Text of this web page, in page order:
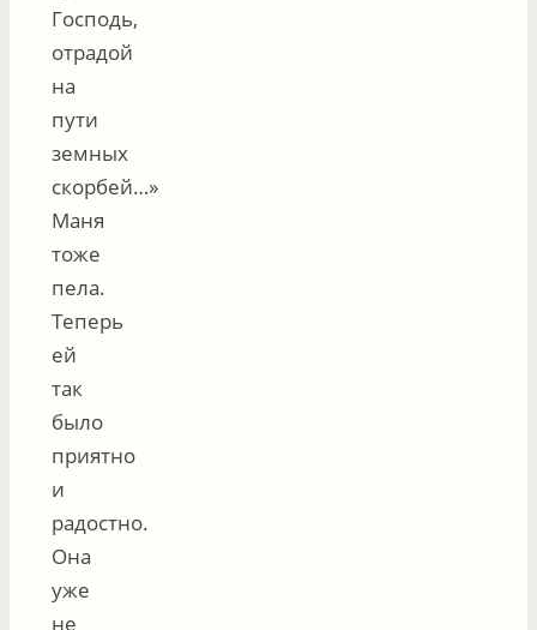
Господь,
отрадой
на
пути
земных
скорбей…»
Маня
тоже
пела.
Теперь
ей
так
было
приятно
и
радостно.
Она
уже
не